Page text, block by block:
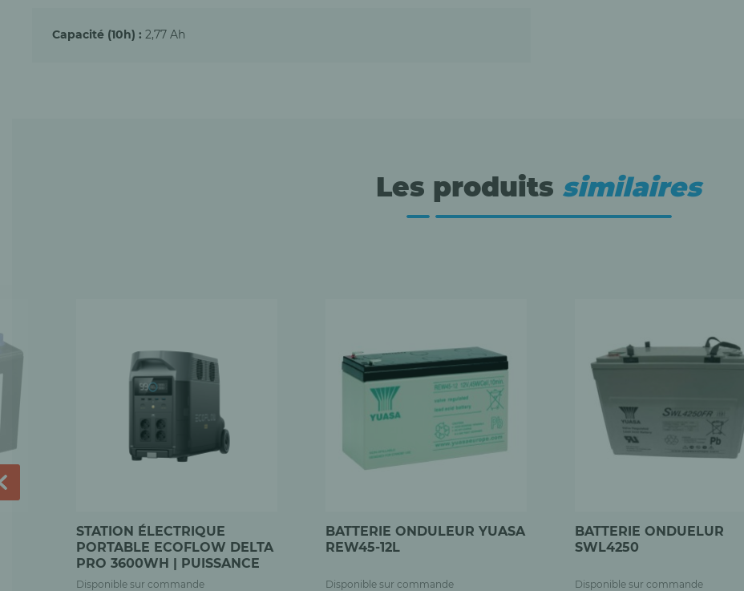
Capacité (10h) : 2,77 Ah
Les produits similaires
STATION ÉLECTRIQUE
PORTABLE ECOFLOW DELTA
PRO 3600WH | PUISSANCE
3600 W
Disponible sur commande
BATTERIE ONDULEUR YUASA
REW45-12L
Disponible sur commande
BATTERIE ONDUELUR
SWL4250
Disponible sur commande